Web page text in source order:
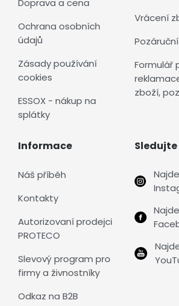
Doprava a cena
Ochrana osobních
údajů
Zásady používání
cookies
ESSOX - nákup na
splátky
Vrácení
Formulář
zboží,
Informace
Náš příběh
Kontakty
Autorizovaní prodejci
PROTECO
Slevový program pro
firmy a živnostníky
Odkaz na B2B